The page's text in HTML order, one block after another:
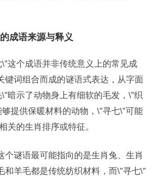
成语来源与释义
这个成语并非传统意义上的常见成
键词组合而成的谜语式表达，从字面
暗示了动物身上有细软的毛发，\”织
提供保暖材料的动物，\”寻七\”可能
关的生肖排序或特征。
个谜语最可能指向的是生肖兔、生肖
和羊毛都是传统纺织材料，而\”寻七\”